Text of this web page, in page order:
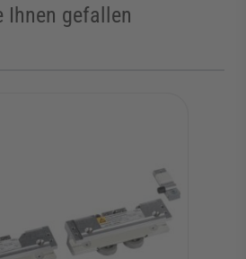
Ihnen gefallen